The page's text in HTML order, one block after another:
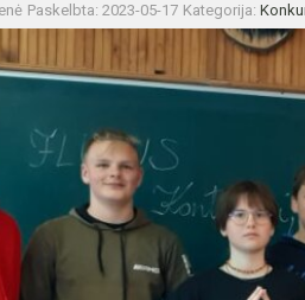
Paskelbta: 2023-05-17 Kategorija: